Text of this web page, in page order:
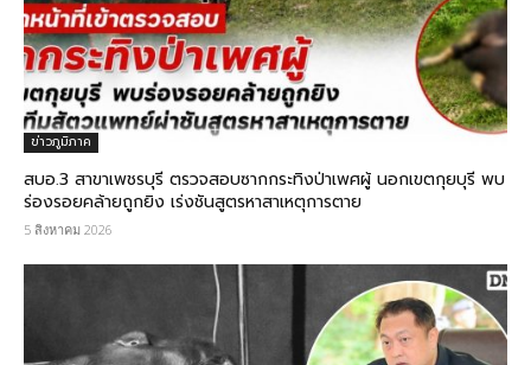
ข่าวภูมิภาค
สบอ.3 สาขาเพชรบุรี ตรวจสอบซากกระทิงป่าเพศผู้ นอกเขตกุยบุรี พบ
ร่องรอยคล้ายถูกยิง เร่งชันสูตรหาสาเหตุการตาย
5 สิงหาคม 2026